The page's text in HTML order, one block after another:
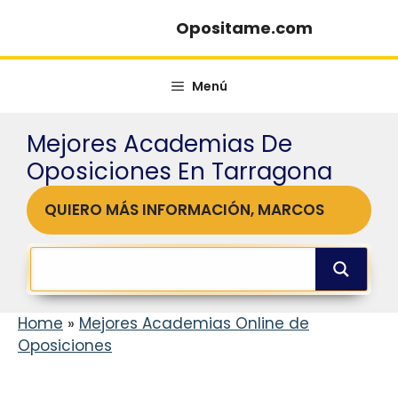
contenido
Opositame.com
Menú
Mejores Academias De
Oposiciones En Tarragona
QUIERO MÁS INFORMACIÓN, MARCOS
Home » Mejores Academias Online de
Oposiciones